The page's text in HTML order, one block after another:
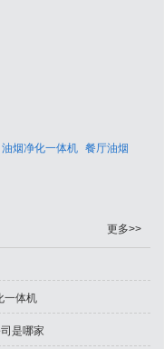
油烟净化一体机 餐厅油烟
更多>>
一体机
是哪家